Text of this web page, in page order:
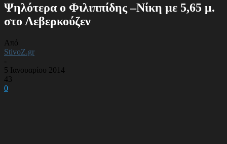
Ψηλότερα ο Φιλιππίδης –Νίκη με 5,65 μ.
στο Λεβερκούζεν
Από
StivoZ.gr
-
5 Ιανουαρίου 2014
43
0